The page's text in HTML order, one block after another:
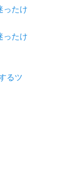
ったけ
ったけ
るツ